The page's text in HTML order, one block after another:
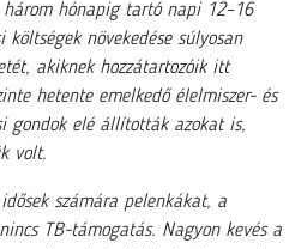
hónapig tartó napi 12–16
növekedése súlyosan
akiknek hozzátartozóik itt
hetente emelkedő élelmiszer- és
gondok elé állították azokat is,
volt.
számára pelenkákat, a
TB-támogatás. Nagyon kevés a